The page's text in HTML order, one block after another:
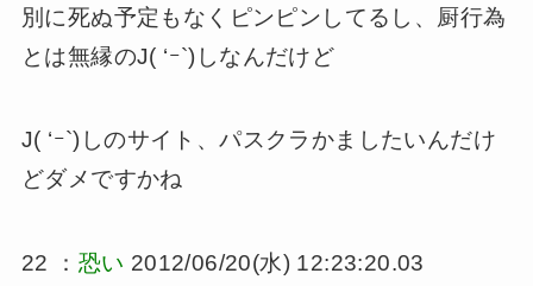
別に死ぬ予定もなくピンピンしてるし、厨行為
とは無縁のJ( ‘ｰ`)しなんだけど
J( ‘ｰ`)しのサイト、パスクラかましたいんだけ
どダメですかね
22 ： 恐い 2012/06/20(水) 12:23:20.03